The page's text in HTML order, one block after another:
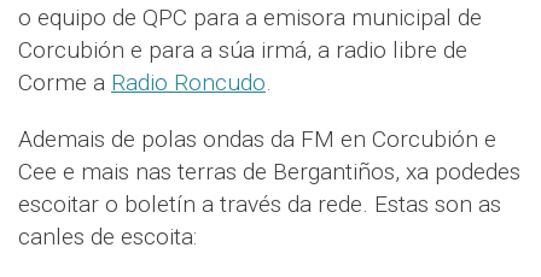
o equipo de QPC para a emisora municipal de
Corcubión e para a súa irmá, a radio libre de
Corme a Radio Roncudo.
Ademais de polas ondas da FM en Corcubión e
Cee e mais nas terras de Bergantiños, xa podedes
escoitar o boletín a través da rede. Estas son as
canles de escoita: